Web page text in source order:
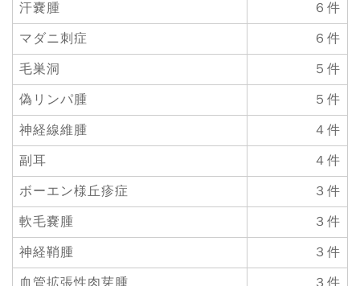
汗嚢腫 ６件
マダニ刺症 ６件
毛巣洞 ５件
偽リンパ腫 ５件
神経線維腫 ４件
副耳 ４件
ボーエン様丘疹症 ３件
軟毛嚢腫 ３件
神経鞘腫 ３件
血管拡張性肉芽腫 ３件